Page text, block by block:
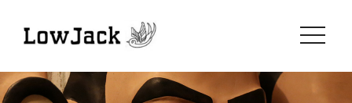
toggle